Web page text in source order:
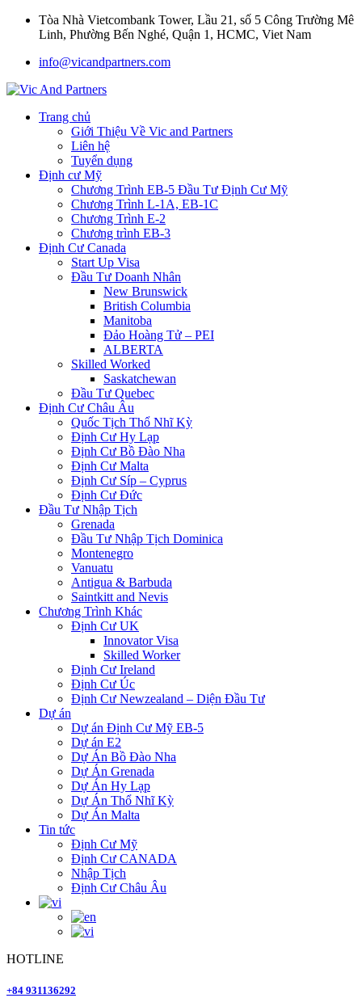
Tòa Nhà Vietcombank Tower, Lầu 21, số 5 Công Trường Mê
Linh, Phường Bến Nghé, Quận 1, HCMC, Viet Nam
info@vicandpartners.com
Trang chủ
Giới Thiệu Về Vic and Partners
Liên hệ
Tuyển dụng
Định cư Mỹ
Chương Trình EB-5 Đầu Tư Định Cư Mỹ
Chương Trình L-1A, EB-1C
Chương Trình E-2
Chương trình EB-3
Định Cư Canada
Start Up Visa
Đầu Tư Doanh Nhân
New Brunswick
British Columbia
Manitoba
Đảo Hoàng Tử – PEI
ALBERTA
Skilled Worked
Saskatchewan
Đầu Tư Quebec
Định Cư Châu Âu
Quốc Tịch Thổ Nhĩ Kỳ
Định Cư Hy Lạp
Định Cư Bồ Đào Nha
Định Cư Malta
Định Cư Síp – Cyprus
Định Cư Đức
Đầu Tư Nhập Tịch
Grenada
Đầu Tư Nhập Tịch Dominica
Montenegro
Vanuatu
Antigua & Barbuda
Saintkitt and Nevis
Chương Trình Khác
Định Cư UK
Innovator Visa
Skilled Worker
Định Cư Ireland
Định Cư Úc
Định Cư Newzealand – Diện Đầu Tư
Dự án
Dự án Định Cư Mỹ EB-5
Dự án E2
Dự Án Bồ Đào Nha
Dự Án Grenada
Dự Án Hy Lạp
Dự Án Thổ Nhĩ Kỳ
Dự Án Malta
Tin tức
Định Cư Mỹ
Định Cư CANADA
Nhập Tịch
Định Cư Châu Âu
HOTLINE
+84 931136292